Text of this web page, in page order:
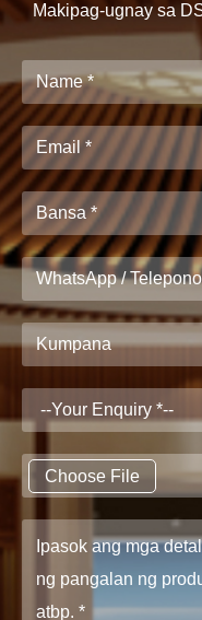
Makipag-ugnay sa
Choose File